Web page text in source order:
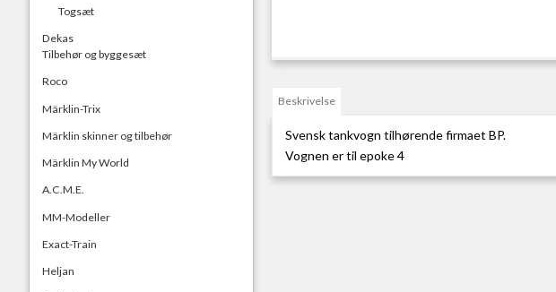
Togsæt
Dekas
Tilbehør og byggesæt
Roco
Märklin-Trix
Märklin skinner og tilbehør
Märklin My World
A.C.M.E.
MM-Modeller
Exact-Train
Heljan
Beskrivelse
Svensk tankvogn tilhørende firmaet BP.
Vognen er til epoke 4